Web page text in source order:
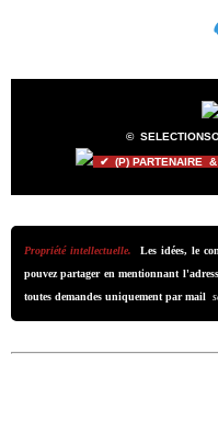
©
✔ (P) PARTENAIRE &
Propriété intellectuelle.
Les idées, le
pouvez partager en mentionnant
toutes demandes uniquement par mail